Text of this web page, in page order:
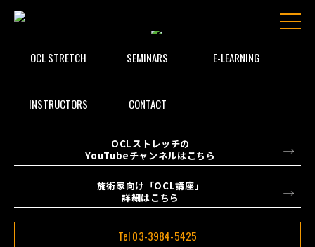
OCL STRETCH SEMINARS E-LEARNING
INSTRUCTORS CONTACT
OCLストレッチの
YouTubeチャンネルはこちら
施術家向け「OCL講座」
詳細はこちら
Tel 03-3984-5425